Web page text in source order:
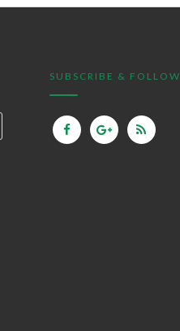
SUBSCRIBE & FOLLOW